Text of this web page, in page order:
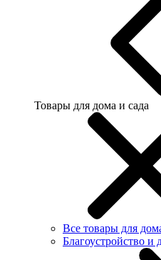
Товары для дома и сада
Все товары для
Благоустройство и